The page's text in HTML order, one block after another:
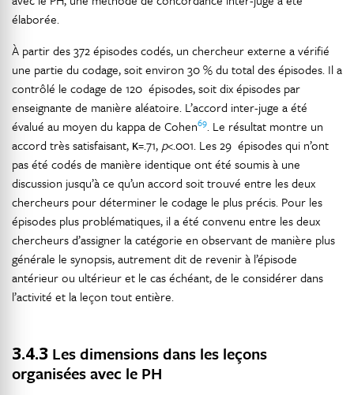
élaborée.
À partir des 372 épisodes codés, un chercheur externe a vérifié
une partie du codage, soit environ 30 % du total des épisodes. Il a
contrôlé le codage de 120 épisodes, soit dix épisodes par
enseignante de manière aléatoire. L’accord inter-juge a été
évalué au moyen du kappa de Cohen69. Le résultat montre un
accord très satisfaisant, κ=.71, p<.001. Les 29 épisodes qui n’ont
pas été codés de manière identique ont été soumis à une
discussion jusqu’à ce qu’un accord soit trouvé entre les deux
chercheurs pour déterminer le codage le plus précis. Pour les
épisodes plus problématiques, il a été convenu entre les deux
chercheurs d’assigner la catégorie en observant de manière plus
générale le synopsis, autrement dit de revenir à l’épisode
antérieur ou ultérieur et le cas échéant, de le considérer dans
l’activité et la leçon tout entière.
3.4.3 Les dimensions dans les leçons
organisées avec le PH